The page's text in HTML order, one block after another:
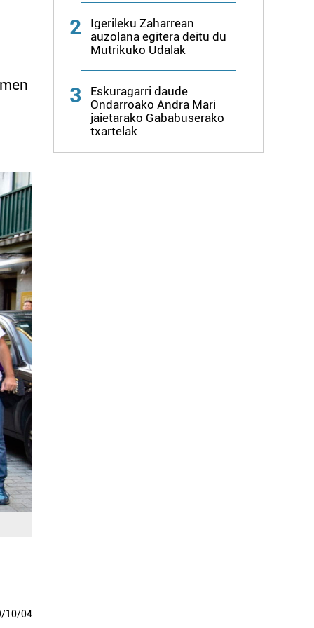
/10/04
2
Igerileku Zaharrean
auzolana egitera deitu du
Mutrikuko Udalak
3
Eskuragarri daude
Ondarroako Andra Mari
jaietarako Gababuserako
txartelak